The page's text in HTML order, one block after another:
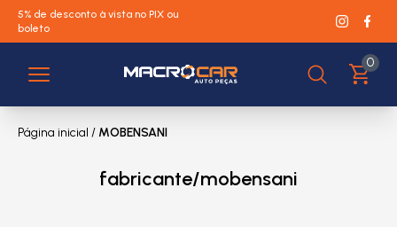
5% de desconto à vista no PIX ou
boleto
0
Página inicial / MOBENSANI
fabricante/mobensani